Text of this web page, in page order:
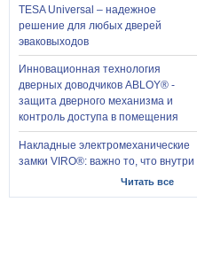
TESA Universal – надежное
решение для любых дверей
эваковыходов
Инновационная технология
дверных доводчиков ABLOY® -
защита дверного механизма и
контроль доступа в помещения
Накладные электромеханические
замки VIRO®: важно то, что внутри
Читать все